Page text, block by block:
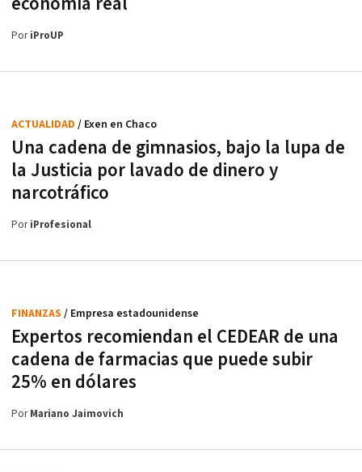
PoriProUP
Una cadena de gimnasios, bajo la lupa de
la Justicia por lavado de dinero y
narcotráfico
ACTUALIDAD / Exen en Chaco
PoriProfesional
Expertos recomiendan el CEDEAR de una
cadena de farmacias que puede subir
25% en dólares
FINANZAS / Empresa estadounidense
PorMariano Jaimovich